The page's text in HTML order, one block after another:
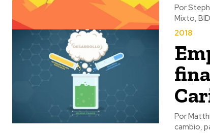
Por
Mixto,
2018
Por
cambio,